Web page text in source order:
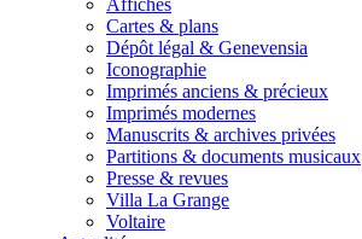
Cartes & plans
Dépôt légal & Genevensia
Iconographie
Imprimés anciens & précieux
Imprimés modernes
Manuscrits & archives privées
Partitions & documents musicaux
Presse & revues
Villa La Grange
Voltaire